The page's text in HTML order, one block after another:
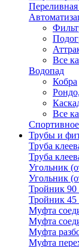
Все
Водопад
Кобра
Все
Трубы и
Труба
Труба
Угольник
Угольник
Тройник 90
Тройник 45
Муфта
Муфта
Муфта
Муфта